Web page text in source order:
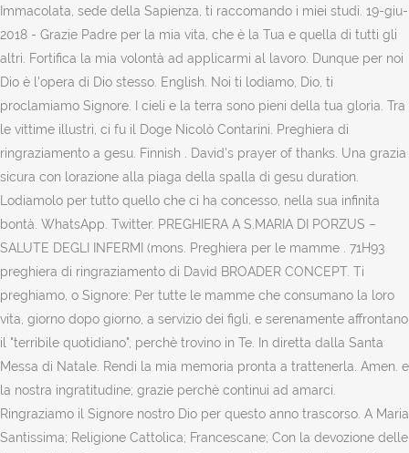
Immacolata, sede della Sapienza, ti raccomando i miei studi. 19-giu-
2018 - Grazie Padre per la mia vita, che è la Tua e quella di tutti gli
altri. Fortifica la mia volontà ad applicarmi al lavoro. Dunque per noi
Dio è l'opera di Dio stesso. English. Noi ti lodiamo, Dio, ti
proclamiamo Signore. I cieli e la terra sono pieni della tua gloria. Tra
le vittime illustri, ci fu il Doge Nicolò Contarini. Preghiera di
ringraziamento a gesu. Finnish . David's prayer of thanks. Una grazia
sicura con lorazione alla piaga della spalla di gesu duration.
Lodiamolo per tutto quello che ci ha concesso, nella sua infinita
bontà. WhatsApp. Twitter. PREGHIERA A S.MARIA DI PORZUS –
SALUTE DEGLI INFERMI (mons. Preghiera per le mamme . 71H93
preghiera di ringraziamento di David BROADER CONCEPT. Ti
preghiamo, o Signore: Per tutte le mamme che consumano la loro
vita, giorno dopo giorno, a servizio dei figli, e serenamente affrontano
il "terribile quotidiano", perchè trovino in Te. In diretta dalla Santa
Messa di Natale. Rendi la mia memoria pronta a trattenerla. Amen. e
la nostra ingratitudine; grazie perchè continui ad amarci.
Ringraziamo il Signore nostro Dio per questo anno trascorso. A Maria
Santissima; Religione Cattolica; Francescane; Con la devozione delle